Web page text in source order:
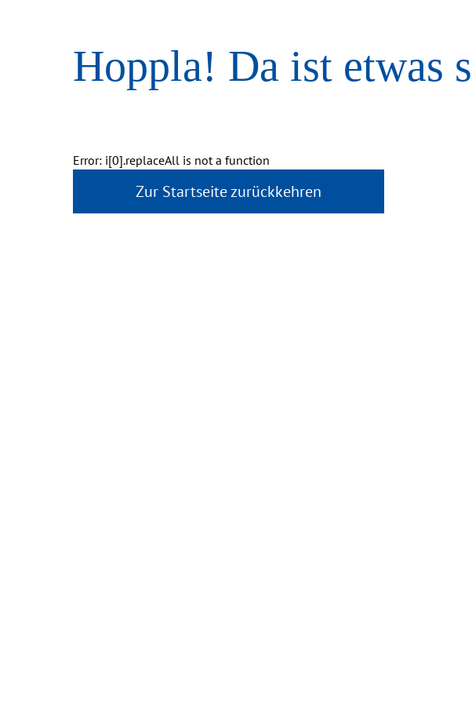
Hoppla! Da ist etwas
Error: i[0].replaceAll is not a function
Zur Startseite zurückkehren